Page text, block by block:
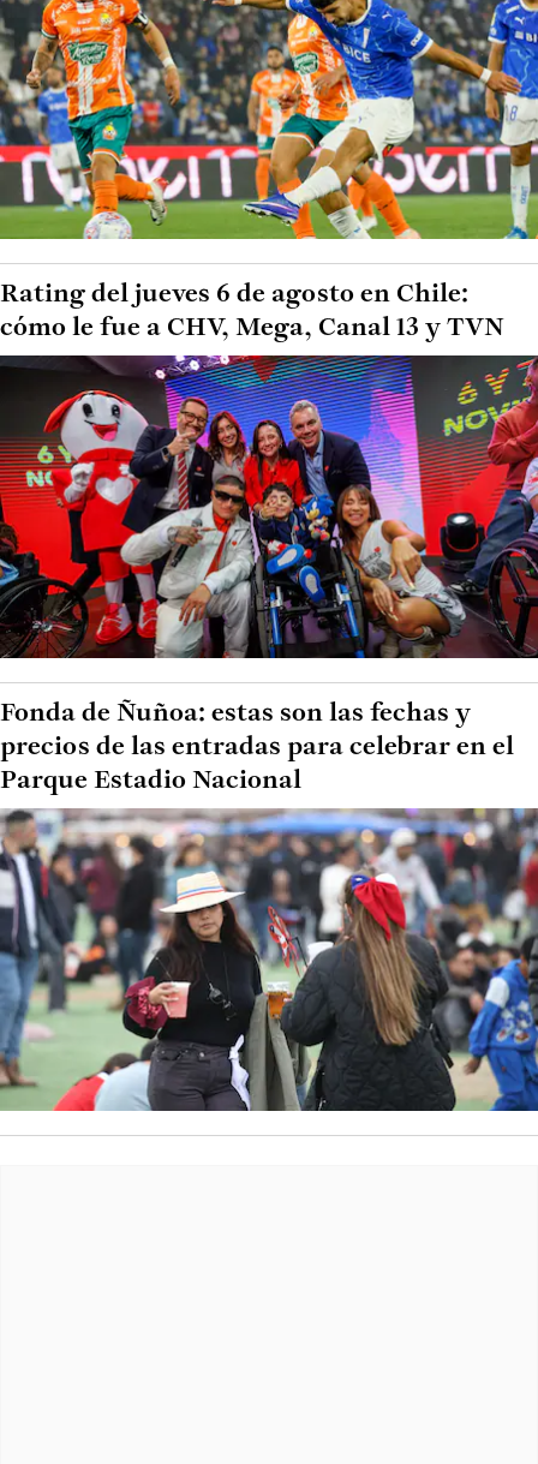
Rating del jueves 6 de agosto en Chile:
cómo le fue a CHV, Mega, Canal 13 y TVN
Fonda de Ñuñoa: estas son las fechas y
precios de las entradas para celebrar en el
Parque Estadio Nacional